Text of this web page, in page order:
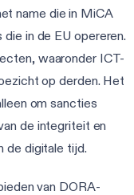
name die in MiCA
in de EU opereren.
waaronder ICT-
op derden. Het
om sancties
de integriteit en
de digitale tijd.
van DORA-